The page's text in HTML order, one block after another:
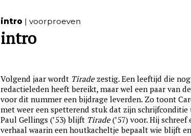
intro voorproeven
intro
Volgend jaar wordt Tiradezestig. Een leeftijd die
redactieleden heeft bereikt, maar wel een paar van
voor dit nummer een bijdrage leverden. Zo toont
met weer een spetterend stuk dat zijn schrijfconditie
Paul Gellings (’53) blijft Tirade(’57) voor. Hij schreef
verhaal waarin een houtkacheltje bepaalt wie blijft